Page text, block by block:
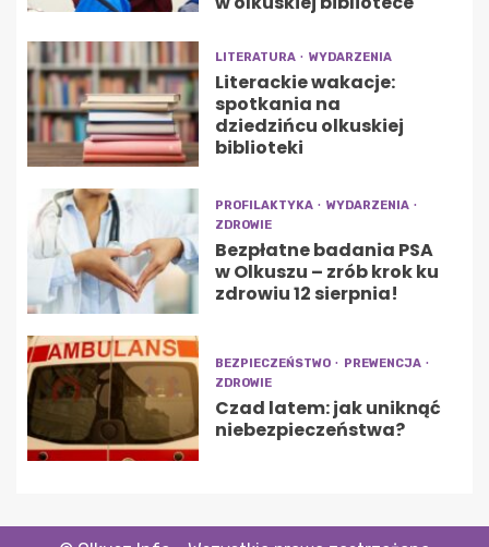
LITERATURA WYDARZENIA
Literackie wakacje:
spotkania na
dziedzińcu olkuskiej
biblioteki
PROFILAKTYKA
WYDARZENIA
ZDROWIE
Bezpłatne badania PSA
w Olkuszu – zrób krok ku
zdrowiu 12 sierpnia!
BEZPIECZEŃSTWO
PREWENCJA
ZDROWIE
Czad latem: jak uniknąć
niebezpieczeństwa?